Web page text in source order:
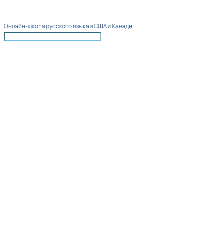
Онлайн-школа русского языка в США и Канаде​